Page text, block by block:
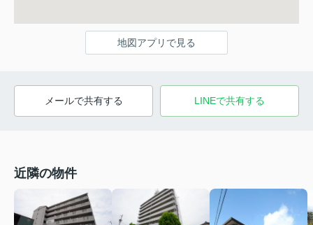
地図アプリで見る
メールで共有する LINEで共有する
近隣の物件